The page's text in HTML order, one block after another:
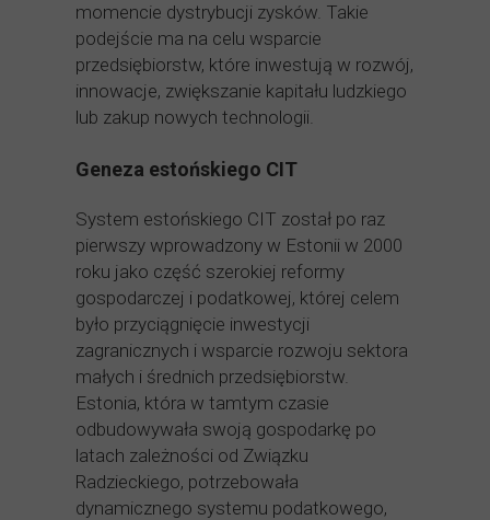
momencie dystrybucji zysków. Takie
podejście ma na celu wsparcie
przedsiębiorstw, które inwestują w rozwój,
innowacje, zwiększanie kapitału ludzkiego
lub zakup nowych technologii.
Geneza estońskiego CIT
System estońskiego CIT został po raz
pierwszy wprowadzony w Estonii w 2000
roku jako część szerokiej reformy
gospodarczej i podatkowej, której celem
było przyciągnięcie inwestycji
zagranicznych i wsparcie rozwoju sektora
małych i średnich przedsiębiorstw.
Estonia, która w tamtym czasie
odbudowywała swoją gospodarkę po
latach zależności od Związku
Radzieckiego, potrzebowała
dynamicznego systemu podatkowego,